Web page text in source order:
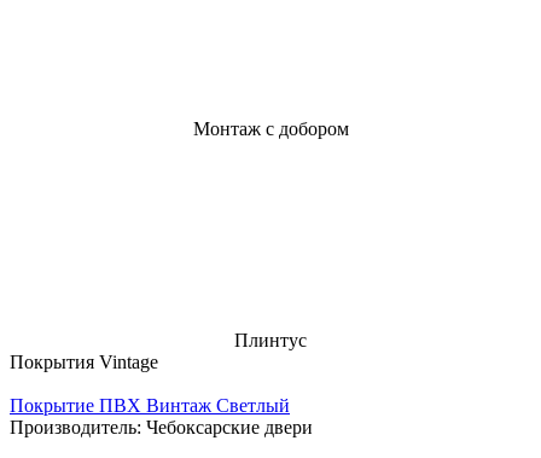
Монтаж с добором
Плинтус
Покрытия Vintage
Покрытие ПВХ Винтаж Светлый
Производитель: Чебоксарские двери